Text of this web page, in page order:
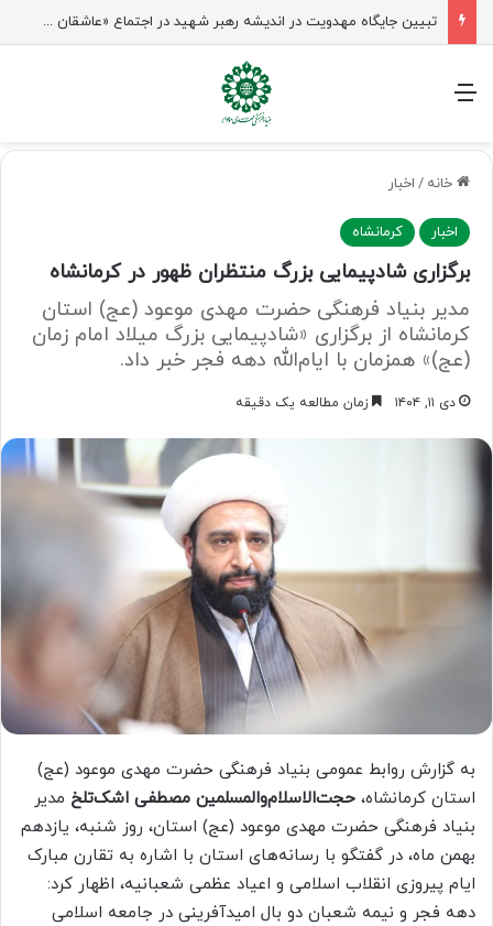
منو
خانه / اخبار
اخبار کرمانشاه
برگزاری شادپیمایی بزرگ منتظران ظهور در کرمانشاه
مدیر بنیاد فرهنگی حضرت مهدی موعود (عج) استان
کرمانشاه از برگزاری «شادپیمایی بزرگ میلاد امام زمان
(عج)» همزمان با ایام‌الله دهه فجر خبر داد.
دی ۱۱, ۱۴۰۴ زمان مطالعه یک دقیقه
به گزارش روابط عمومی بنیاد فرهنگی حضرت مهدی موعود (عج)
استان کرمانشاه، حجت‌الاسلام‌والمسلمین مصطفی اشک‌تلخ مدیر
بنیاد فرهنگی حضرت مهدی موعود (عج) استان، روز شنبه، یازدهم
بهمن ماه، در گفتگو با رسانه‌های استان با اشاره به تقارن مبارک
ایام پیروزی انقلاب اسلامی و اعیاد عظمی شعبانیه، اظهار کرد:
دهه فجر و نیمه شعبان دو بال امیدآفرینی در جامعه اسلامی